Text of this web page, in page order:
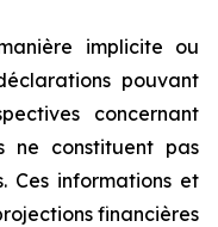
implicite ou
pouvant
concernant
ne constituent pas
Ces informations et
financières